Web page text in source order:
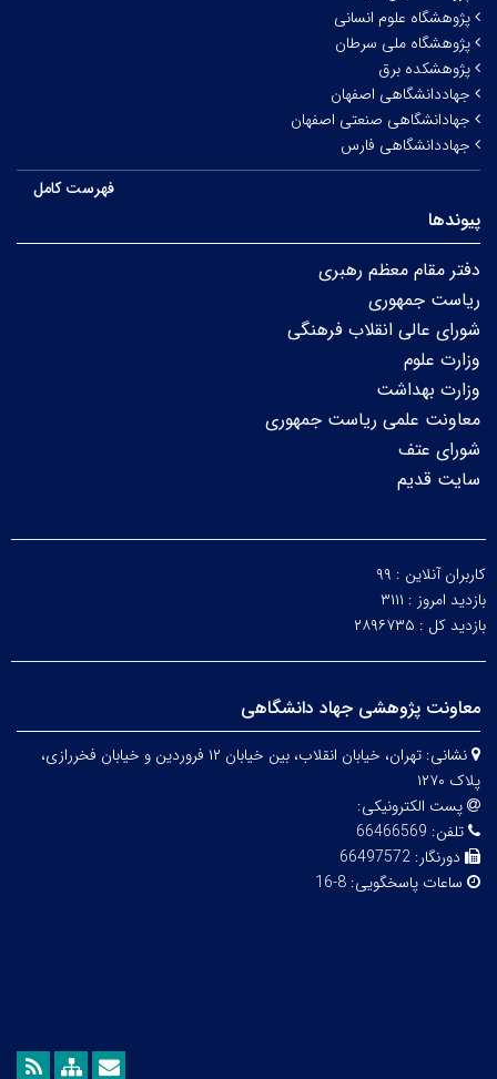
پژوهشگاه علوم انسانی
پژوهشگاه ملی سرطان
پژوهشکده برق
جهاددانشگاهی اصفهان
جهادانشگاهی صنعتی اصفهان
جهاددانشگاهی فارس
فهرست کامل
پیوندها
دفتر مقام معظم رهبری
ریاست جمهوری
شورای عالی انقلاب فرهنگی
وزارت علوم
وزارت بهداشت
معاونت علمی ریاست جمهوری
شورای عتف
سایت قدیم
کاربران آنلاین : ۹۹
بازدید امروز : ۳۱۱۱
بازدید کل : ۲۸۹۶۷۳۵
معاونت پژوهشی جهاد دانشگاهی
نشانی:
تهران، خیابان انقلاب، بین خیابان ۱۲ فروردین و خیابان فخررازی،
پلاک ۱۲۷۰
پست الکترونیکی:
تلفن: 66466569
دورنگار: 66497572
ساعات پاسخگویی: 8-16